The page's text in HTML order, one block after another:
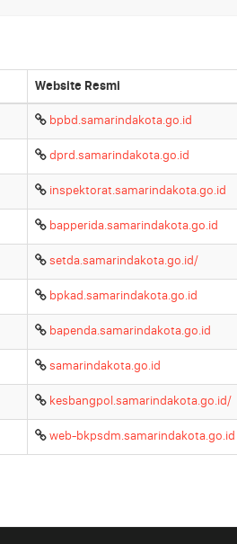
Website Resmi
bpbd.samarindakota.go.id
dprd.samarindakota.go.id
inspektorat.samarindakota.go.id
bapperida.samarindakota.go.id
setda.samarindakota.go.id/
bpkad.samarindakota.go.id
bapenda.samarindakota.go.id
samarindakota.go.id
kesbangpol.samarindakota.go.id/
web-bkpsdm.samarindakota.go.id